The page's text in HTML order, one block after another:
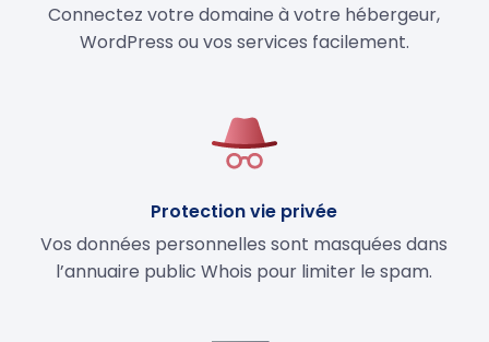
Connectez votre domaine à votre hébergeur,
WordPress ou vos services facilement.
Protection vie privée
Vos données personnelles sont masquées dans
l’annuaire public Whois pour limiter le spam.